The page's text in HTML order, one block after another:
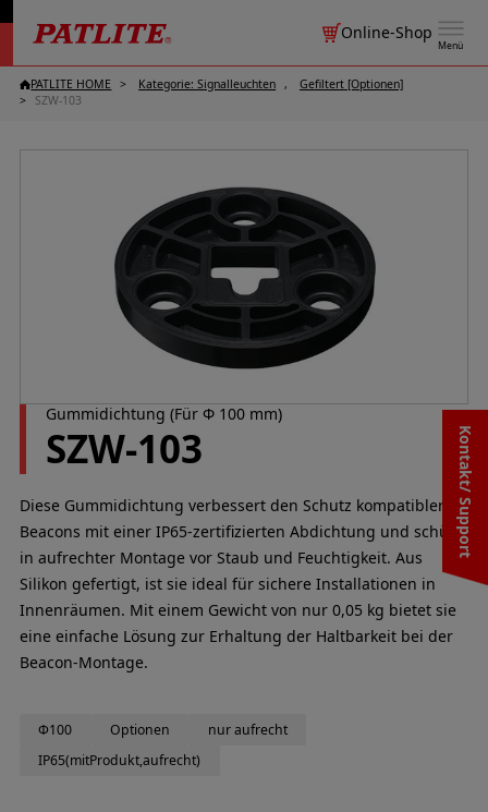
Menü
Online-Shop
Kontakt/ Support
PATLITE HOME Kategorie: Signalleuchten
Gefiltert [Optionen]
SZW-103
Gummidichtung (Für Φ 100 mm)
SZW-103
Diese Gummidichtung verbessert den Schutz kompatibler
Beacons mit einer IP65-zertifizierten Abdichtung und schützt
in aufrechter Montage vor Staub und Feuchtigkeit. Aus
Silikon gefertigt, ist sie ideal für sichere Installationen in
Innenräumen. Mit einem Gewicht von nur 0,05 kg bietet sie
eine einfache Lösung zur Erhaltung der Haltbarkeit bei der
Beacon-Montage.
Φ100 Optionen
nur aufrecht
IP65(mitProdukt,aufrecht)